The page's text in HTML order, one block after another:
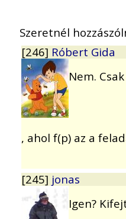
Szeretnél
[246] Róbert Gida
Nem.
, ahol f(p) az a
[245] jonas
Igen?